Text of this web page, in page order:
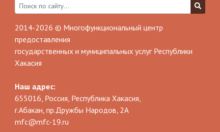
2014-2026 © Многофункциональный центр
предоставления
государственных и муниципальных услуг Республики
Хакасия
Наш адрес:
655016, Россия, Республика Хакасия,
г.Абакан, пр.Дружбы Народов, 2А
mfc@mfc-19.ru